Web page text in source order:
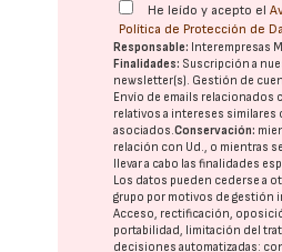
He leído y acepto el
Política de Protección de
Responsable: Interempresas
Finalidades: Suscripción a
newsletter(s). Gestión de
Envío de emails relacionados
relativos a intereses similares
asociados.Conservación:
relación con Ud., o mientras
llevar a cabo las finalidades
Los datos pueden cederse a
grupo por motivos de gestión
Acceso, rectificación,
portabilidad, limitación del
decisiones automatizadas: